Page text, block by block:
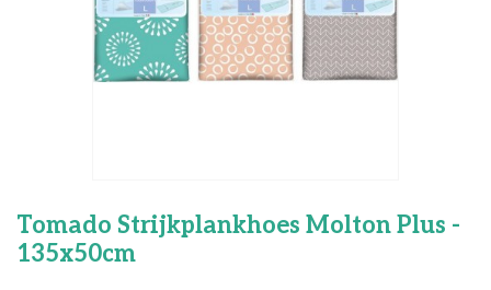
Tomado Strijkplankhoes Molton Plus -
135x50cm